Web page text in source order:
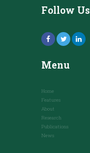
Follow Us
Menu
Home
Features
About
Research
Publications
News